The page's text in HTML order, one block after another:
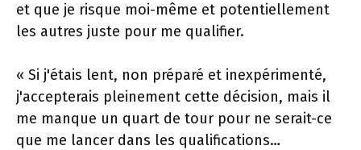
et que je risque moi-même et potentiellement
les autres juste pour me qualifier.
« Si j'étais lent, non préparé et inexpérimenté,
j'accepterais pleinement cette décision, mais il
me manque un quart de tour pour ne serait-ce
que me lancer dans les qualifications…